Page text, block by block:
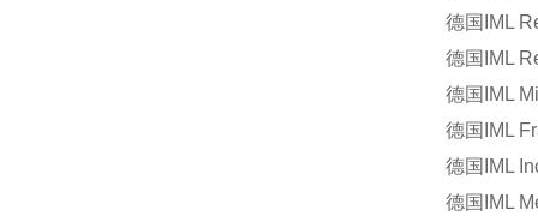
德国IML
德国IML
德国IML
德国IML
德国IML
德国IML